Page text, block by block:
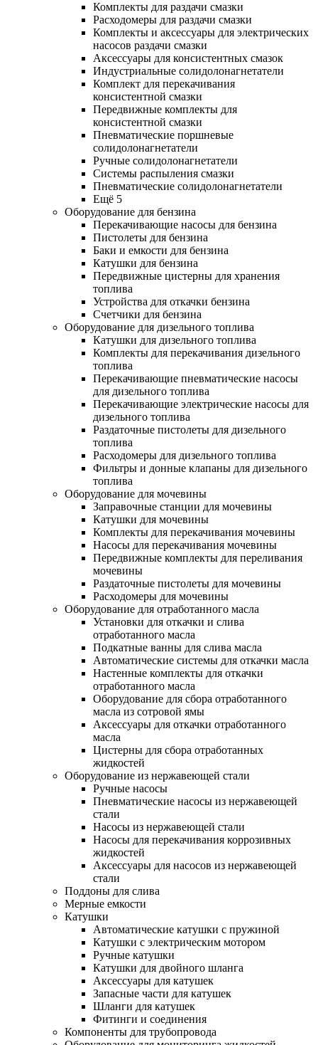
Комплекты для раздачи смазки
Расходомеры для раздачи смазки
Комплекты и аксессуары для электрических
насосов раздачи смазки
Аксессуары для консистентных смазок
Индустриальные солидолонагнетатели
Комплект для перекачивания
консистентной смазки
Передвижные комплекты для
консистентной смазки
Пневматические поршневые
солидолонагнетатели
Ручные солидолонагнетатели
Системы распыления смазки
Пневматические солидолонагнетатели
Ещё 5
Оборудование для бензина
Перекачивающие насосы для бензина
Пистолеты для бензина
Баки и емкости для бензина
Катушки для бензина
Передвижные цистерны для хранения
топлива
Устройства для откачки бензина
Счетчики для бензина
Оборудование для дизельного топлива
Катушки для дизельного топлива
Комплекты для перекачивания дизельного
топлива
Перекачивающие пневматические насосы
для дизельного топлива
Перекачивающие электрические насосы для
дизельного топлива
Раздаточные пистолеты для дизельного
топлива
Расходомеры для дизельного топлива
Фильтры и донные клапаны для дизельного
топлива
Оборудование для мочевины
Заправочные станции для мочевины
Катушки для мочевины
Комплекты для перекачивания мочевины
Насосы для перекачивания мочевины
Передвижные комплекты для переливания
мочевины
Раздаточные пистолеты для мочевины
Расходомеры для мочевины
Оборудование для отработанного масла
Установки для откачки и слива
отработанного масла
Подкатные ванны для слива масла
Автоматические системы для откачки масла
Настенные комплекты для откачки
отработанного масла
Оборудование для сбора отработанного
масла из сотровой ямы
Аксессуары для откачки отработанного
масла
Цистерны для сбора отработанных
жидкостей
Оборудование из нержавеющей стали
Ручные насосы
Пневматические насосы из нержавеющей
стали
Насосы из нержавеющей стали
Насосы для перекачивания коррозивных
жидкостей
Аксессуары для насосов из нержавеющей
стали
Поддоны для слива
Мерные емкости
Катушки
Автоматические катушки с пружиной
Катушки с электрическим мотором
Ручные катушки
Катушки для двойного шланга
Аксессуары для катушек
Запасные части для катушек
Шланги для катушек
Фитинги и соединения
Компоненты для трубопровода